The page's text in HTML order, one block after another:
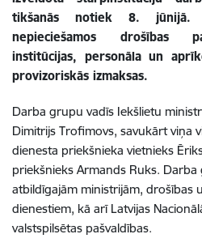
tikšanās notiek 8. jūnijā.
nepieciešamos drošības
institūcijas, personāla un
provizoriskās izmaksas.
Darba grupu vadīs Iekšlietu
Dimitrijs Trofimovs, savukārt viņa
dienesta priekšnieka vietnieks
priekšnieks Armands Ruks.
atbildīgajām ministrijām, drošības
dienestiem, kā arī Latvijas
valstspilsētas pašvaldības.